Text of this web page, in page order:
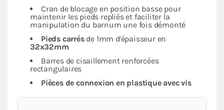
Cran de blocage en position basse pour
maintenir les pieds repliés et faciliter la
manipulation du barnum une fois démonté
Pieds carrésde 1mm d'épaisseur en
32x32mm
Barres de cisaillement renforcées
rectangulaires
Pièces de connexion en plastique avec vis